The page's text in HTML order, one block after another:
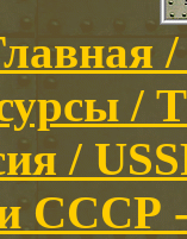
/
/
СССР